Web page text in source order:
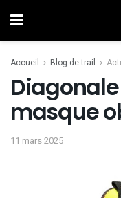
Accueil Blog de trail
masque
11 mars 2025